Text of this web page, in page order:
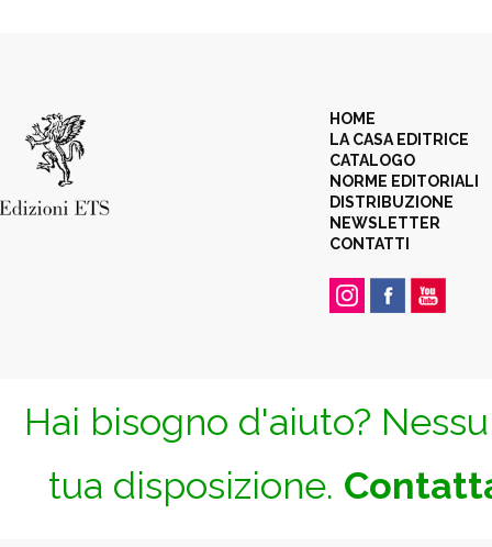
HOME
LA CASA EDITRICE
CATALOGO
NORME EDITORIALI
DISTRIBUZIONE
NEWSLETTER
CONTATTI
Hai bisogno d'aiuto?
tua disposizione.